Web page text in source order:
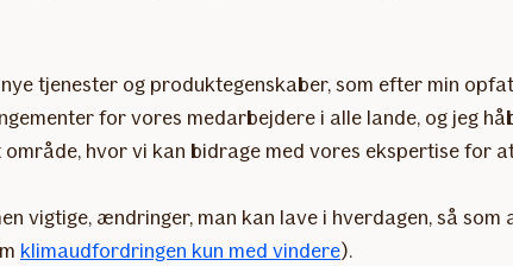
tjenester og produktegenskaber, som efter min
for vores medarbejdere i alle lande, og jeg
hvor vi kan bidrage med vores ekspertise for
vigtige, ændringer, man kan lave i hverdagen, så
klimaudfordringen kun med vindere).